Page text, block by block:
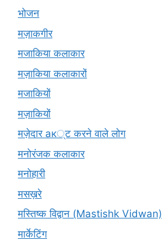
भोजन
मज़ाकगीर
मजाकिया कलाकार
मज़ाकिया कलाकारों
मजाकियों
मज़ाकियों
मज़ेदार ак्ट करने वाले लोग
मनोरंजक कलाकार
मनोहारी
मसख़रे
मस्तिष्क विद्वान (Mastishk Vidwan)
मार्केटिंग